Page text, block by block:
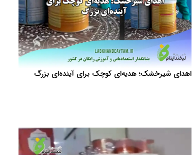
اهدای شیرخشک؛ هدیه‌ای کوچک برای آینده‌ای بزرگ